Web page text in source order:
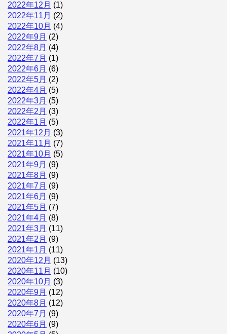
2022年12月 (1)
2022年11月 (2)
2022年10月 (4)
2022年9月 (2)
2022年8月 (4)
2022年7月 (1)
2022年6月 (6)
2022年5月 (2)
2022年4月 (5)
2022年3月 (5)
2022年2月 (3)
2022年1月 (5)
2021年12月 (3)
2021年11月 (7)
2021年10月 (5)
2021年9月 (9)
2021年8月 (9)
2021年7月 (9)
2021年6月 (9)
2021年5月 (7)
2021年4月 (8)
2021年3月 (11)
2021年2月 (9)
2021年1月 (11)
2020年12月 (13)
2020年11月 (10)
2020年10月 (3)
2020年9月 (12)
2020年8月 (12)
2020年7月 (9)
2020年6月 (9)